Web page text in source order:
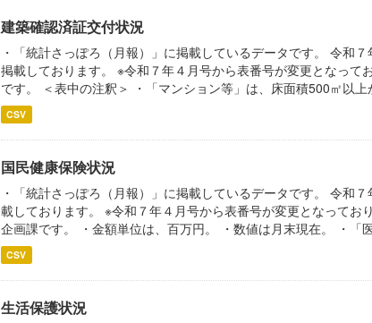
建築確認済証交付状況
・「統計さっぽろ（月報）」に掲載しているデータです。 令和
掲載しております。 ※令和７年４月号から表番号が変更となっ
です。 ＜表中の注釈＞ ・「マンション等」は、床面積500㎡以上
CSV
国民健康保険状況
・「統計さっぽろ（月報）」に掲載しているデータです。 令和
載しております。 ※令和７年４月号から表番号が変更となって
企画課です。 ・金額単位は、百万円。 ・数値は月末現在。 ・「
CSV
生活保護状況